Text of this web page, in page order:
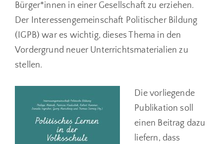
Bürger*innen in einer Gesellschaft zu erziehen.
Der Interessengemeinschaft Politischer Bildung
(IGPB) war es wichtig, dieses Thema in den
Vordergrund neuer Unterrichts­materialien zu
stellen.
Die vorliegende
Publikation soll
einen Beitrag dazu
liefern, dass